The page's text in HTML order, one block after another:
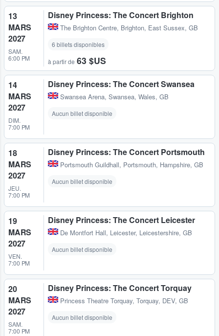
13
MARS
2027
SAM.
6:00 PM
Disney Princess: The Concert Brighton
The Brighton Centre, Brighton, East Sussex, GB
6 billets disponibles
à partir de 63 $US
14
MARS
2027
DIM.
7:00 PM
Disney Princess: The Concert Swansea
Swansea Arena, Swansea, Wales, GB
Aucun billet disponible
18
MARS
2027
JEU.
7:00 PM
Disney Princess: The Concert Portsmouth
Portsmouth Guildhall, Portsmouth, Hampshire, GB
Aucun billet disponible
19
MARS
2027
VEN.
7:00 PM
Disney Princess: The Concert Leicester
De Montfort Hall, Leicester, Leicestershire, GB
Aucun billet disponible
20
MARS
2027
SAM.
7:00 PM
Disney Princess: The Concert Torquay
Princess Theatre Torquay, Torquay, DEV, GB
Aucun billet disponible